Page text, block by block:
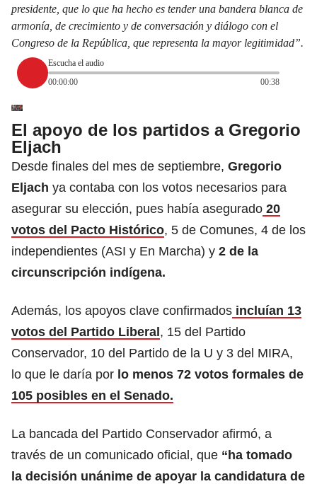
presidente, que lo que ha hecho es tender una bandera blanca de
armonía, de crecimiento y de conversación y diálogo con el
Congreso de la República, que representa la mayor legitimidad”.
Escucha el audio
00:00:00
00:38
El apoyo de los partidos a Gregorio
Eljach
Desde finales del mes de septiembre, Gregorio
Eljach ya contaba con los votos necesarios para
asegurar su elección, pues había asegurado 20
votos del Pacto Histórico, 5 de Comunes, 4 de los
independientes (ASI y En Marcha) y 2 de la
circunscripción indígena.
Además, los apoyos clave confirmados incluían 13
votos del Partido Liberal, 15 del Partido
Conservador, 10 del Partido de la U y 3 del MIRA,
lo que le daría por lo menos 72 votos formales de
105 posibles en el Senado.
La bancada del Partido Conservador afirmó, a
través de un comunicado oficial, que “ha tomado
la decisión unánime de apoyar la candidatura de